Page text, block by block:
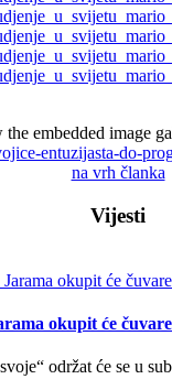
the embedded image
entuzijasta-do-
na vrh članka
Vijesti
okupit će
održat će se u